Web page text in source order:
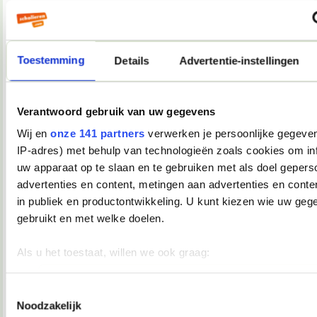
Toestemming Details Advertentie-instellingen
Verantwoord gebruik van uw gegevens
Wij en onze 141 partners verwerken je persoonlijke
IP-adres) met behulp van technologieën zoals cookies om
uw apparaat op te slaan en te gebruiken met als doel
advertenties en content, metingen aan advertenties en
in publiek en productontwikkeling. U kunt kiezen wie uw
gebruikt en met welke doelen.
Als u het toestaat, willen we ook graag:
Uw apparaat identificeren door het actief te scannen op
Noodzakelijk
Als ik morgen tijd heb, resize ik een paar foto's en upload ik
ze even.
__________________
08-12-2007, 17:39
Oooh, Junior Songfestival
Ik kijk ook en ik vind dat dat mag
08-12-2007, 17:40
Martiño
Andijvie schreef:
Oooh, Junior Songfestival
Andijvie, je daalt nu enorm in aanzien bij mij.
__________________
08-12-2007, 17:44